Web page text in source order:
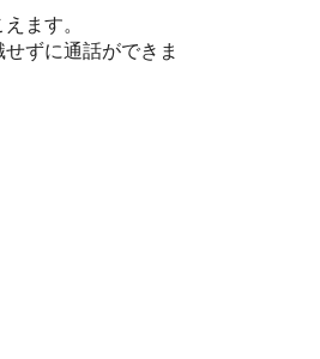
ます。
ずに通話ができま